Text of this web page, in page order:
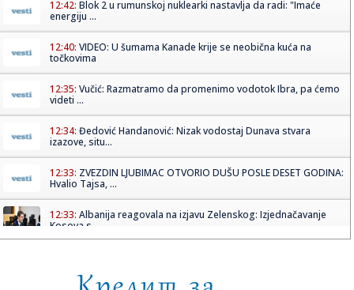
12:42: Blok 2 u rumunskoj nuklearki nastavlja da radi: "Imaće
energiju ...
12:40: VIDEO: U šumama Kanade krije se neobična kuća na
točkovima
12:35: Vučić: Razmatramo da promenimo vodotok Ibra, pa ćemo
videti ...
12:34: Đedović Handanović: Nizak vodostaj Dunava stvara
izazove, situ...
12:33: ZVEZDIN LJUBIMAC OTVORIO DUŠU POSLE DESET GODINA:
Hvalio Tajsa, ...
12:33: Albanija reagovala na izjavu Zelenskog: Izjednačavanje
Kosova s ...